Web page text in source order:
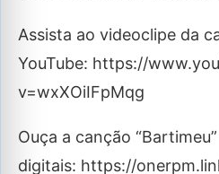
Assista ao videoclipe da
YouTube: https://
v=wxXOiIFpMqg
Ouça a canção
digitais: https://